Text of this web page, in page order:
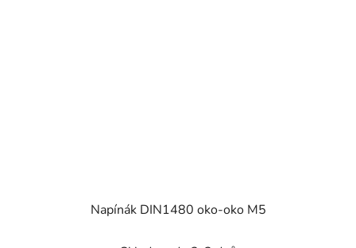
Napínák DIN1480 oko-oko M5